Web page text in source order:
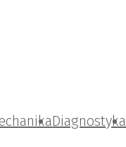
Diagnostyka